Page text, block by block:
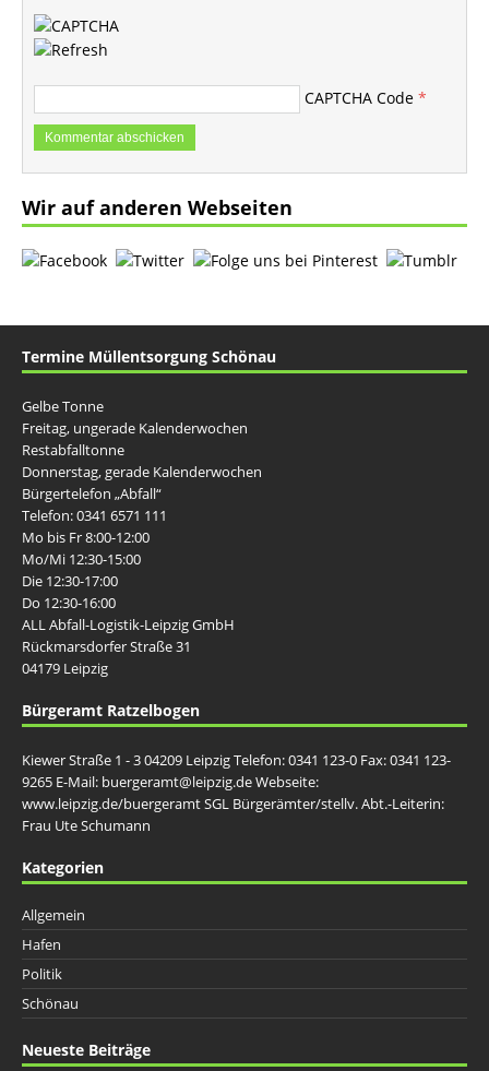
CAPTCHA Code*
Wir auf anderen Webseiten
Termine Müllentsorgung Schönau
Gelbe Tonne
Freitag, ungerade Kalenderwochen
Restabfalltonne
Donnerstag, gerade Kalenderwochen
Bürgertelefon „Abfall“
Telefon: 0341 6571 111
Mo bis Fr 8:00-12:00
Mo/Mi 12:30-15:00
Die 12:30-17:00
Do 12:30-16:00
ALL Abfall-Logistik-Leipzig GmbH
Rückmarsdorfer Straße 31
04179 Leipzig
Bürgeramt Ratzelbogen
Kiewer Straße 1 - 3 04209 Leipzig Telefon: 0341 123-0 Fax: 0341 123-
9265 E-Mail: buergeramt@leipzig.de Webseite:
www.leipzig.de/buergeramt SGL Bürgerämter/stellv. Abt.-Leiterin:
Frau Ute Schumann
Kategorien
Allgemein
Hafen
Politik
Schönau
Neueste Beiträge